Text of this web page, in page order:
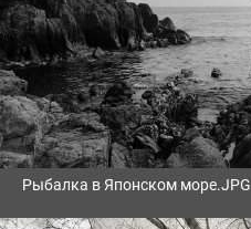
Рыбалка в Японском море.JPG